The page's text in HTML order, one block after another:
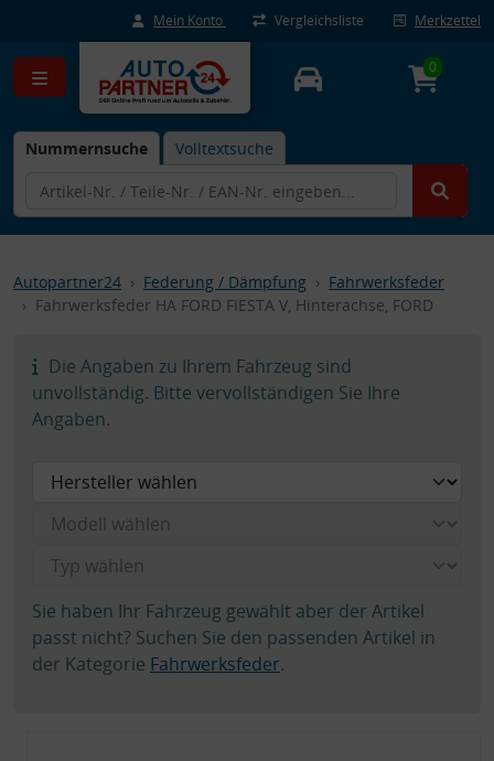
Mein Konto Vergleichsliste Merkzettel
Nummernsuche Volltextsuche
0
Autopartner24 Federung / Dämpfung
Fahrwerksfeder
Fahrwerksfeder HA FORD FIESTA V, Hinterachse, FORD
Die Angaben zu Ihrem Fahrzeug sind
unvollständig. Bitte vervollständigen Sie Ihre
Angaben.
Sie haben Ihr Fahrzeug gewählt aber der Artikel
passt nicht? Suchen Sie den passenden Artikel in
der Kategorie Fahrwerksfeder.